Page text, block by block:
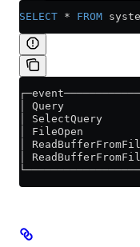
SELECT * FROM
│ Query
│
│ FileOpen
│
│